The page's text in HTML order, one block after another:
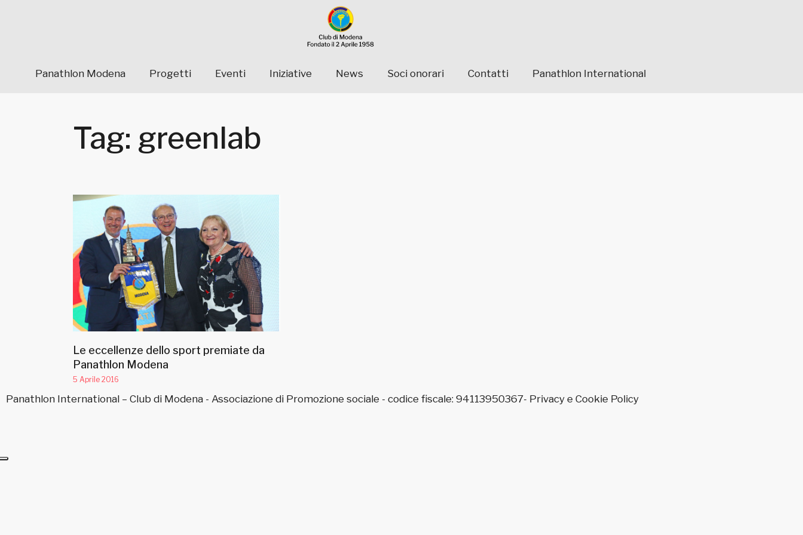
Panathlon Modena Progetti Eventi Iniziative News Soci onorari Contatti Panathlon International
Tag: greenlab
Le eccellenze dello sport premiate da
Panathlon Modena
5 Aprile 2016
Panathlon International – Club di Modena - Associazione di Promozione sociale - codice fiscale: 94113950367- Privacy e Cookie Policy